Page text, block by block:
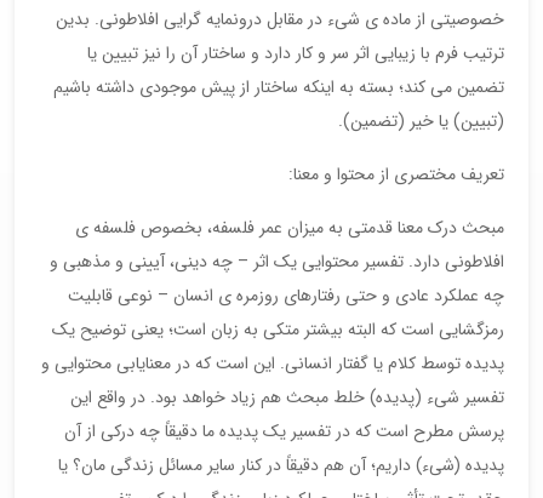
خصوصیتی از ماده ی شیء در مقابل درونمایه گرایی افلاطونی. بدین
ترتیب فرم با زیبایی اثر سر و کار دارد و ساختار آن را نیز تبیین یا
تضمین می کند؛ بسته به اینکه ساختار از پیش موجودی داشته باشیم
(تبیین) یا خیر (تضمین).
تعریف مختصری از محتوا و معنا:
مبحث درک معنا قدمتی به میزان عمر فلسفه، بخصوص فلسفه ی
افلاطونی دارد. تفسیر محتوایی یک اثر – چه دینی، آیینی و مذهبی و
چه عملکرد عادی و حتی رفتارهای روزمره ی انسان – نوعی قابلیت
رمزگشایی است که البته بیشتر متکی به زبان است؛ یعنی توضیح یک
پدیده توسط کلام یا گفتار انسانی. این است که در معنایابی محتوایی و
تفسیر شیء (پدیده) خلط مبحث هم زیاد خواهد بود. در واقع این
پرسش مطرح است که در تفسیر یک پدیده ما دقیقاً چه درکی از آن
پدیده (شیء) داریم؛ آن هم دقیقاً در کنار سایر مسائل زندگی مان؟ یا